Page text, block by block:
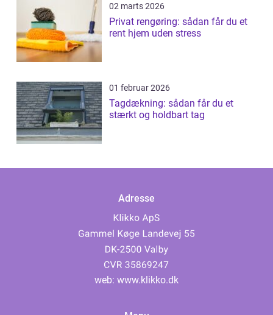
02 marts 2026
Privat rengøring: sådan får du et
rent hjem uden stress
01 februar 2026
Tagdækning: sådan får du et
stærkt og holdbart tag
Adresse
web: www.klikko.dk